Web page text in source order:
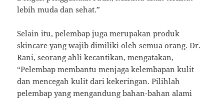
lebih muda dan sehat.”
Selain itu, pelembap juga merupakan produk
skincare yang wajib dimiliki oleh semua orang. Dr.
Rani, seorang ahli kecantikan, mengatakan,
“Pelembap membantu menjaga kelembapan kulit
dan mencegah kulit dari kekeringan. Pilihlah
pelembap yang mengandung bahan-bahan alami